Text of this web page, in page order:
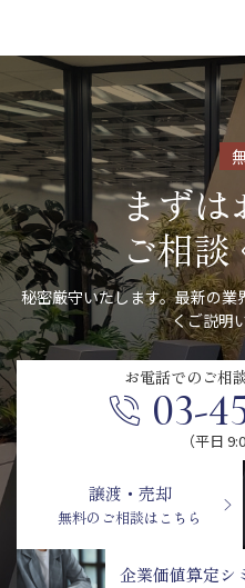
まずは
ご相
秘密厳守いたします。最新の
くご説明
お電話での ご相
03-
（平日
譲渡・売却
無料のご相談はこちら
企業価値算定シ